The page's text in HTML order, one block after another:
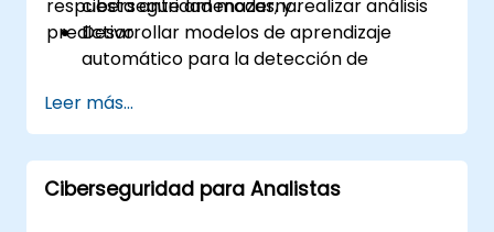
respuesta ante amenazas, y realizar análisis
predictivo.
ciberseguridad moderna.
Desarrollar modelos de aprendizaje
automático para la detección de
Implementar IA para la automatización
de la respuesta a incidentes y las
operaciones de seguridad.
Evaluar las consideraciones éticas y
Leer más...
Ciberseguridad para Analistas